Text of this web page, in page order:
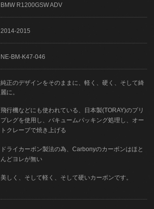
BMW R1200GSW ADV
2014-2015
NE-BM-K47-046
純正のデザインをそのままに、軽く、硬く、そして綺
麗に。
飛行機などにも使われている、日本製(TORAY)のプリ
プレグを使用し、バキュームパッキング処理し、オー
トクレーブで焼き上げる
ドライカーボン製法の為、Carbonyのカーボンはほと
んどヨレが無い
美しく、そして軽く、そして硬いカーボンです。